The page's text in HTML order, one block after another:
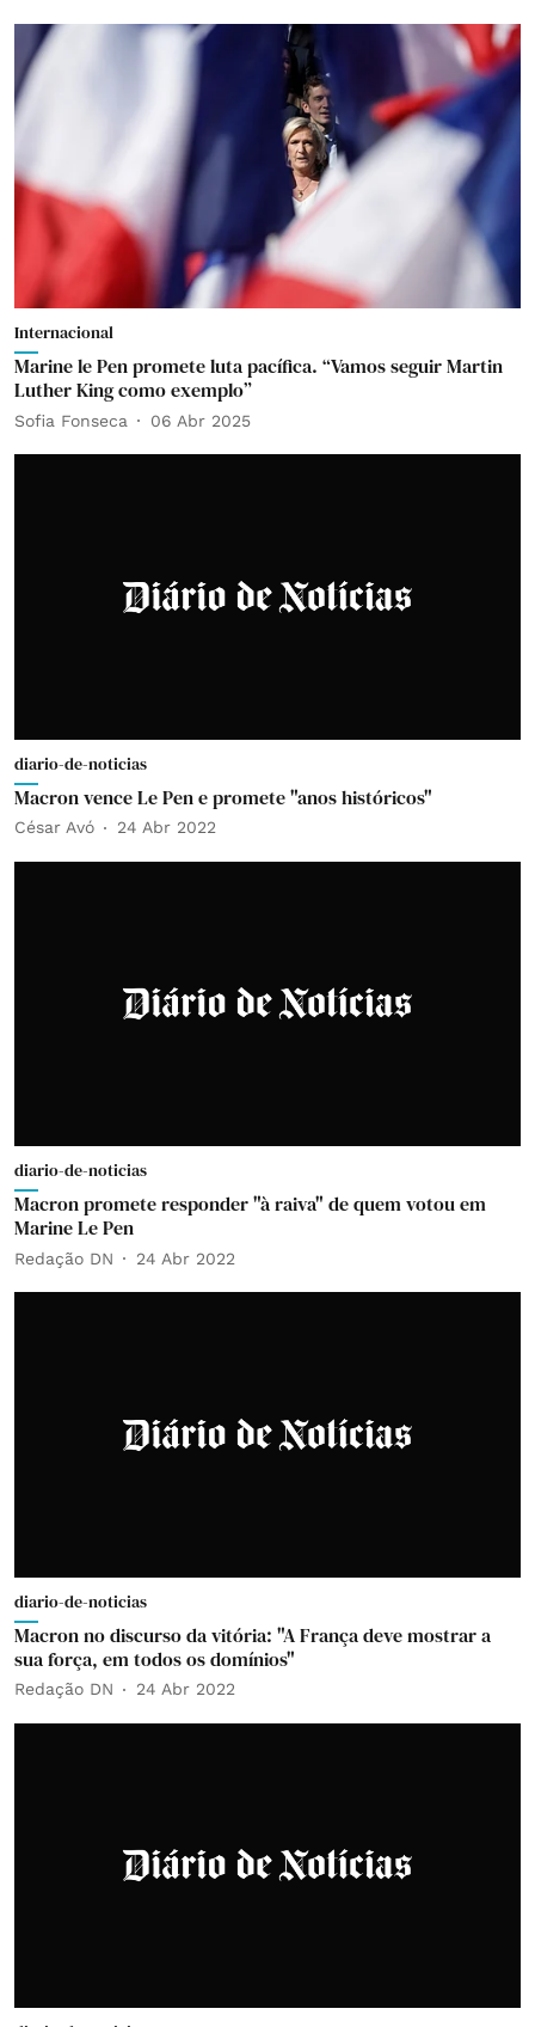
Internacional
Marine le Pen promete luta pacífica. “Vamos seguir Martin
Luther King como exemplo”
Sofia Fonseca 06 Abr 2025
diario-de-noticias
Macron vence Le Pen e promete "anos históricos"
César Avó 24 Abr 2022
diario-de-noticias
Macron promete responder "à raiva" de quem votou em
Marine Le Pen
Redação DN 24 Abr 2022
diario-de-noticias
Macron no discurso da vitória: "A França deve mostrar a
sua força, em todos os domínios"
Redação DN 24 Abr 2022